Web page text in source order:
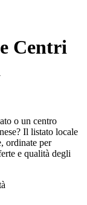
Centri
o un centro
Il listato locale
ordinate per
e qualità degli